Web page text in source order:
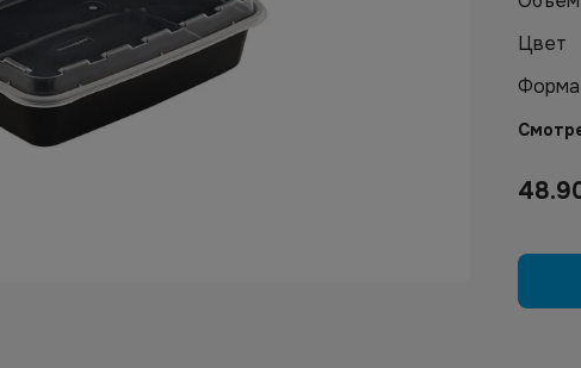
Цвет
Форма